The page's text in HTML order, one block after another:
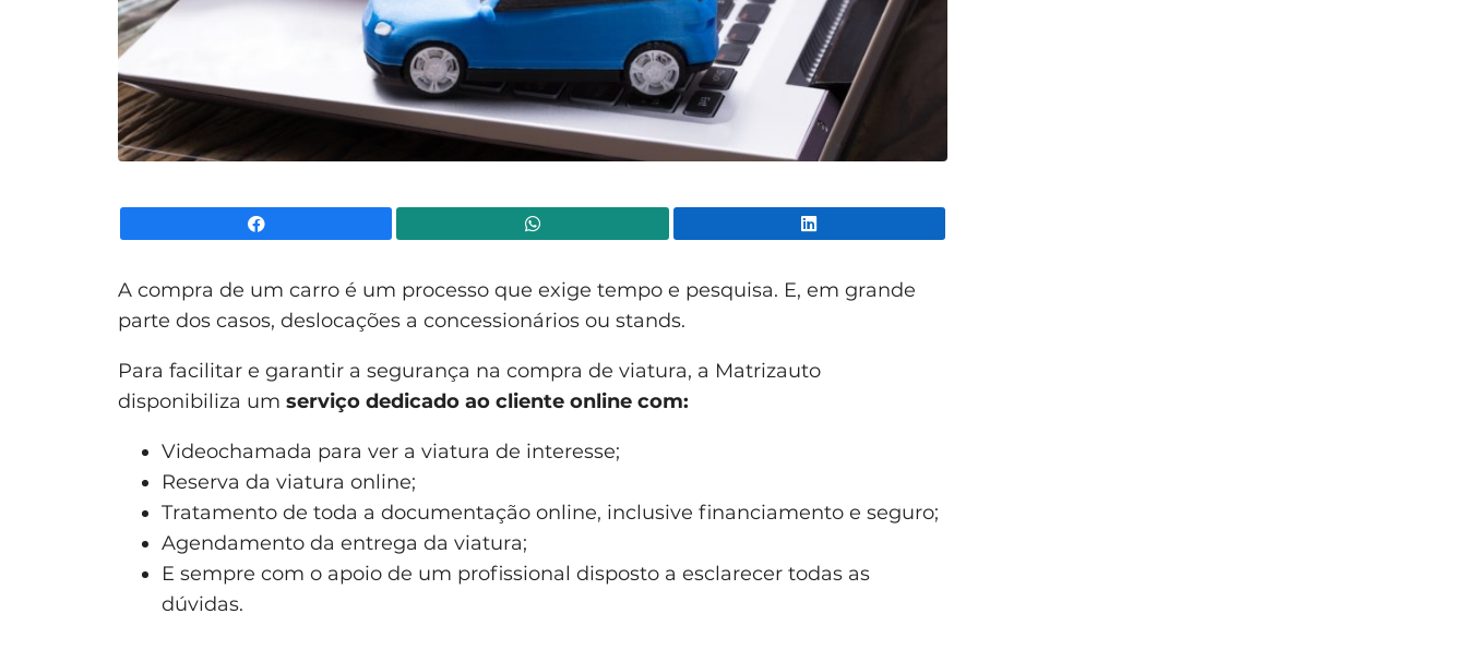
A compra de um carro é um processo que exige tempo e pesquisa. E, em grande
parte dos casos, deslocações a concessionários ou stands.
Para facilitar e garantir a segurança na compra de viatura, a Matrizauto
disponibiliza um serviço dedicado ao cliente online com:
Videochamada para ver a viatura de interesse;
Reserva da viatura online;
Tratamento de toda a documentação online, inclusive financiamento e seguro;
Agendamento da entrega da viatura;
E sempre com o apoio de um profissional disposto a esclarecer todas as
dúvidas.